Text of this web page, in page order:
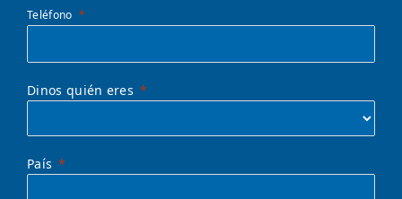
Teléfono
Dinos quién eres
País